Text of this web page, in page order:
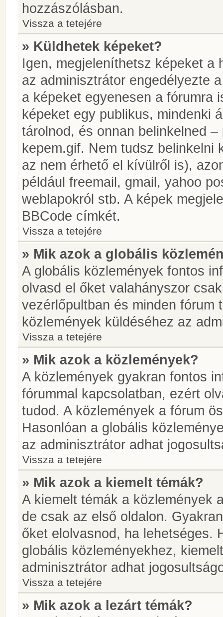
hozzászólásban.
Vissza a tetejére
» Küldhetek képeket?
Igen, megjeleníthetsz képeket a
az adminisztrátor engedélyezte
a képeket egyenesen a fórumra
képeket egy publikus, mindenki
tárolnod, és onnan belinkelned
kepem.gif. Nem tudsz belinkelni
az nem érhető el kívülről is),
például freemail, gmail, yahoo
weblapokról stb. A képek
BBCode címkét.
Vissza a tetejére
» Mik azok a globális
A globális közlemények fontos
olvasd el őket valahányszor
vezérlőpultban és minden fórum
közlemények küldéséhez az
Vissza a tetejére
» Mik azok a közlemények?
A közlemények gyakran fontos
fórummal kapcsolatban, ezért
tudod. A közlemények a fórum
Hasonlóan a globális
az adminisztrátor adhat
Vissza a tetejére
» Mik azok a kiemelt témák?
A kiemelt témák a közlemények
de csak az első oldalon.
őket elolvasnod, ha lehetséges.
globális közleményekhez,
adminisztrátor adhat
Vissza a tetejére
» Mik azok a lezárt témák?